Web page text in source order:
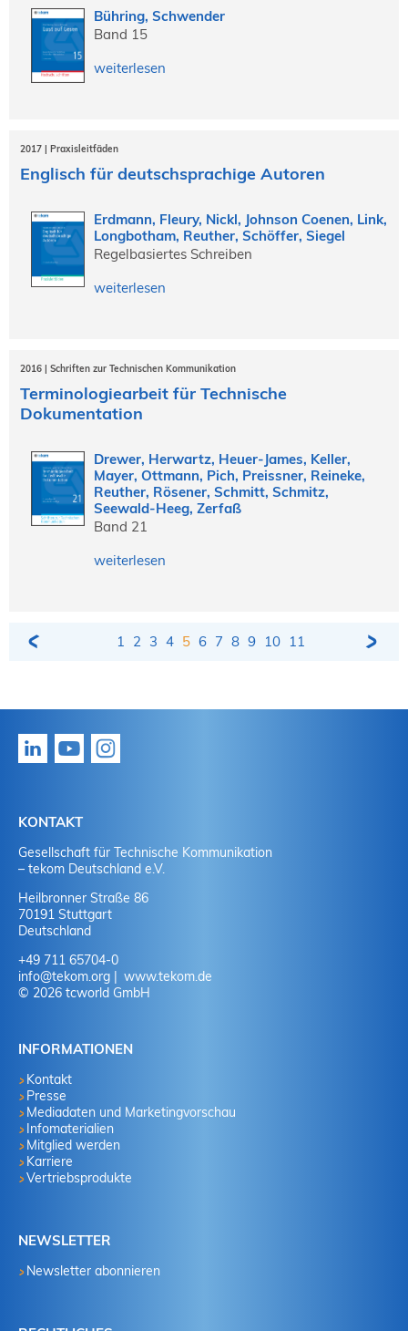
Bühring, Schwender
Band 15
weiterlesen
2017 | Praxisleitfäden
Englisch für deutschsprachige Autoren
Erdmann, Fleury, Nickl, Johnson Coenen, Link,
Longbotham, Reuther, Schöffer, Siegel
Regelbasiertes Schreiben
weiterlesen
2016 | Schriften zur Technischen Kommunikation
Terminologiearbeit für Technische
Dokumentation
Drewer, Herwartz, Heuer-James, Keller,
Mayer, Ottmann, Pich, Preissner, Reineke,
Reuther, Rösener, Schmitt, Schmitz,
Seewald-Heeg, Zerfaß
Band 21
weiterlesen
1 2 3 4 5 6 7 8 9 10 11
KONTAKT
Gesellschaft für Technische Kommunikation
– tekom Deutschland e.V.
Heilbronner Straße 86
70191 Stuttgart
Deutschland
+49 711 65704-0
info@tekom.org
www.tekom.de
© 2026 tcworld GmbH
INFORMATIONEN
Kontakt
Presse
Mediadaten und Marketingvorschau
Infomaterialien
Mitglied werden
Karriere
Vertriebsprodukte
NEWSLETTER
Newsletter abonnieren